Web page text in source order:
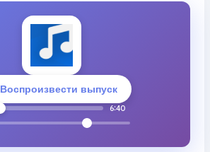
Воспроизвести выпуск
6:40